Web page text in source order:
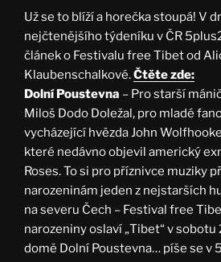
Už se to blíží a horečka stoupá! V
nejčtenějšího týdeníku v ČR
článek o Festivalu free Tibet od
Klaubenschalkové.Čtěte zde:
Dolní Poustevna – Pro starší
Miloš Dodo Doležal, pro mladé
vycházející hvězda John
které nedávno objevil americký
Roses. To si pro příznivce muziky
narozeninám jeden z nejstarších
na severu Čech – Festival free
narozeniny oslaví „Tibet“ v sobotu
domě Dolní Poustevna… píše se v